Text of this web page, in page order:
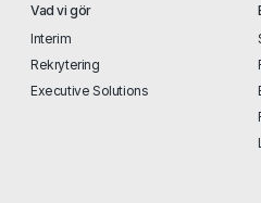
Vad vi gör
Interim
Rekrytering
Executive Solutions